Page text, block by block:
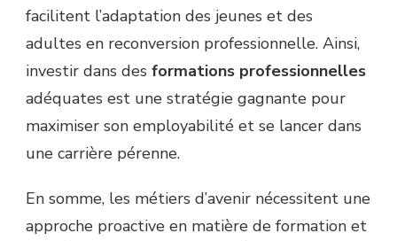
facilitent l’adaptation des jeunes et des
adultes en reconversion professionnelle. Ainsi,
investir dans des formations professionnelles
adéquates est une stratégie gagnante pour
maximiser son employabilité et se lancer dans
une carrière pérenne.
En somme, les métiers d’avenir nécessitent une
approche proactive en matière de formation et